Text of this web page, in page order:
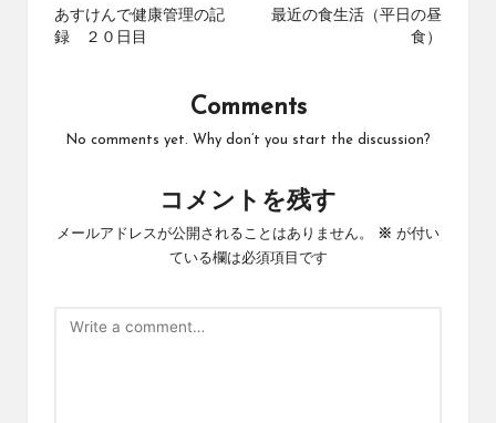
navigation
あすけんで健康管理の記
録 ２０日目
最近の食生活（平日の昼
食）
Comments
No comments yet. Why don’t you start the discussion?
コメントを残す
メールアドレスが公開されることはありません。 ※ が付い
ている欄は必須項目です